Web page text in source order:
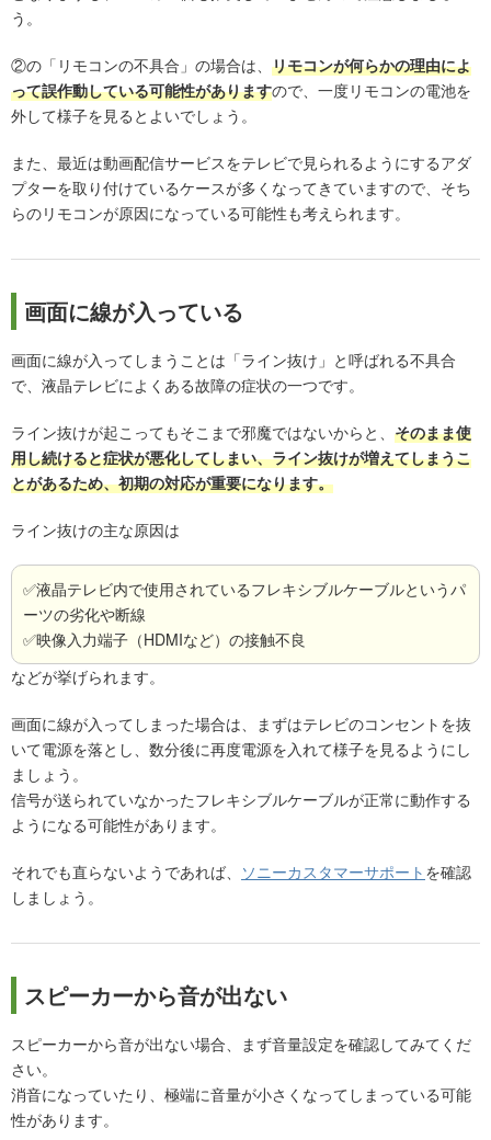
う。
②の「リモコンの不具合」の場合は、 リモコンが何らかの理由によ
って誤作動している可能性がありますので、一度リモコンの電池を
外して様子を見るとよいでしょう。
また、最近は動画配信サービスをテレビで見られるようにするアダ
プターを取り付けているケースが多くなってきていますので、そち
らのリモコンが原因になっている可能性も考えられます。
画面に線が入っている
画面に線が入ってしまうことは「ライン抜け」と呼ばれる不具合
で、液晶テレビによくある故障の症状の一つです。
ライン抜けが起こってもそこまで邪魔ではないからと、 そのまま使
用し続けると症状が悪化してしまい、ライン抜けが増えてしまうこ
とがあるため、初期の対応が重要になります。
ライン抜けの主な原因は
✅液晶テレビ内で使用されているフレキシブルケーブルというパ
ーツの劣化や断線
✅映像入力端子（HDMIなど）の接触不良
などが挙げられます。
画面に線が入ってしまった場合は、まずはテレビのコンセントを抜
いて電源を落とし、数分後に再度電源を入れて様子を見るようにし
ましょう。
信号が送られていなかったフレキシブルケーブルが正常に動作する
ようになる可能性があります。
それでも直らないようであれば、 ソニーカスタマーサポート を確認
しましょう。
スピーカーから音が出ない
スピーカーから音が出ない場合、まず音量設定を確認してみてくだ
さい。
消音になっていたり、極端に音量が小さくなってしまっている可能
性があります。